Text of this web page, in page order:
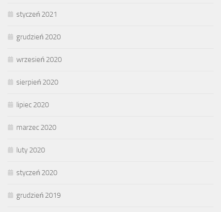
styczeń 2021
grudzień 2020
wrzesień 2020
sierpień 2020
lipiec 2020
marzec 2020
luty 2020
styczeń 2020
grudzień 2019